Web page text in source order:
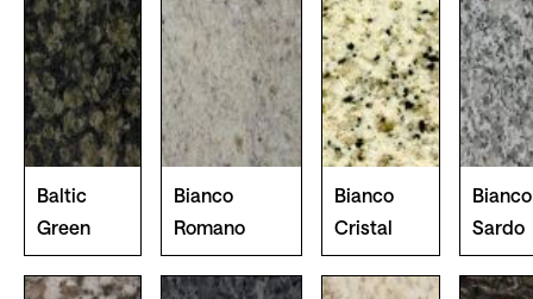
Baltic
Green
Bianco
Romano
Bianco
Cristal
Bianco
Sardo